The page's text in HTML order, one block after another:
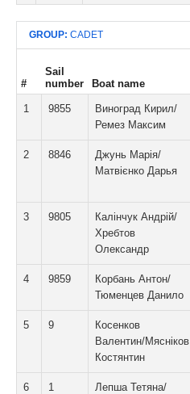
GROUP: CADET
#
Sail
number
Boat name
1 9855
Виноград Кирил/
Ремез Максим
2 8846
Джунь Марія/
Матвієнко Дарья
3 9805
Калінчук Андрій/
Хребтов
Олександр
4 9859
Корбань Антон/
Тюменцев Данило
5 9
Косенков
Валентин/Мясніков
Костянтин
6 1
Лепша Тетяна/